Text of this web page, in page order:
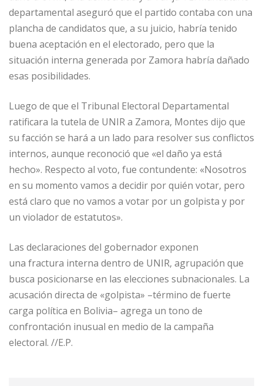
departamental aseguró que el partido contaba con una
plancha de candidatos que, a su juicio, habría tenido
buena aceptación en el electorado, pero que la
situación interna generada por Zamora habría dañado
esas posibilidades.
Luego de que el Tribunal Electoral Departamental
ratificara la tutela de UNIR a Zamora, Montes dijo que
su facción se hará a un lado para resolver sus conflictos
internos, aunque reconoció que «el daño ya está
hecho». Respecto al voto, fue contundente: «Nosotros
en su momento vamos a decidir por quién votar, pero
está claro que no vamos a votar por un golpista y por
un violador de estatutos».
Las declaraciones del gobernador exponen
una fractura interna dentro de UNIR, agrupación que
busca posicionarse en las elecciones subnacionales. La
acusación directa de «golpista» –término de fuerte
carga política en Bolivia– agrega un tono de
confrontación inusual en medio de la campaña
electoral. //E.P.